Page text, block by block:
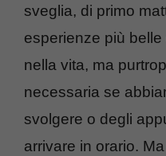
sveglia, di primo
esperienze più
nella vita, ma
necessaria se
svolgere o degli
arrivare in orario.